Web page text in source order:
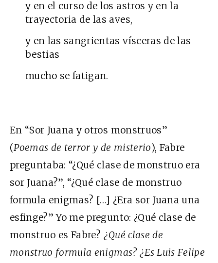
y en el curso de los astros y en la
trayectoria de las aves,
y en las sangrientas vísceras de las
bestias
mucho se fatigan.
En “Sor Juana y otros monstruos”
(Poemas de terror y de misterio), Fabre
preguntaba: “¿Qué clase de monstruo era
sor Juana?”, “¿Qué clase de monstruo
formula enigmas? […] ¿Era sor Juana una
esfinge?” Yo me pregunto: ¿Qué clase de
monstruo es Fabre? ¿Qué clase de
monstruo formula enigmas? ¿Es Luis Felipe